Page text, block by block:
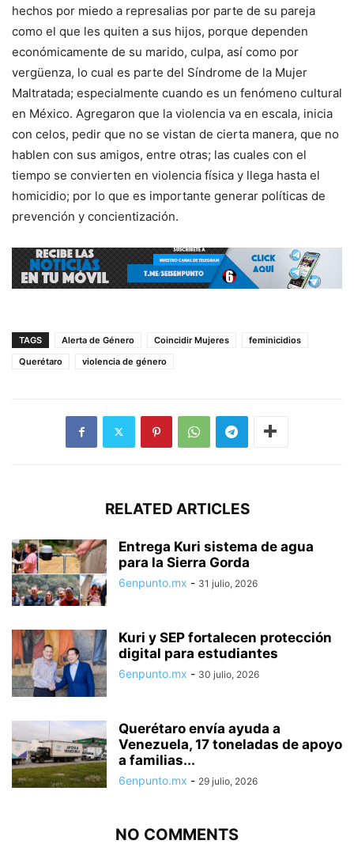
hechos por miedo a represalias por parte de su pareja
como el que les quiten a sus hijos, porque dependen
económicamente de su marido, culpa, así como por
vergüenza, lo cual es parte del Síndrome de la Mujer
Maltratada; especialmente cuando es un fenómeno cultural
en México. Agregaron que la violencia va en escala, inicia
con celos, pedir que no se vistan de cierta manera, que no
hablen con sus amigos, entre otras; las cuales con el
tiempo se convierten en violencia física y llega hasta el
homicidio; por lo que es importante generar políticas de
prevención y concientización.
TAGS Alerta de Género Coincidir Mujeres
feminicidios
Querétaro
violencia de género
RELATED ARTICLES
Entrega Kuri sistema de agua
para la Sierra Gorda
6enpunto.mx - 31 julio, 2026
Kuri y SEP fortalecen protección
digital para estudiantes
6enpunto.mx - 30 julio, 2026
Querétaro envía ayuda a
Venezuela, 17 toneladas de apoyo
a familias...
6enpunto.mx - 29 julio, 2026
NO COMMENTS